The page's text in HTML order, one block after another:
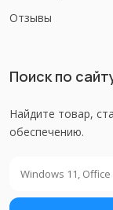
Отзывы
Поиск по
Найдите товар,
обеспечению.